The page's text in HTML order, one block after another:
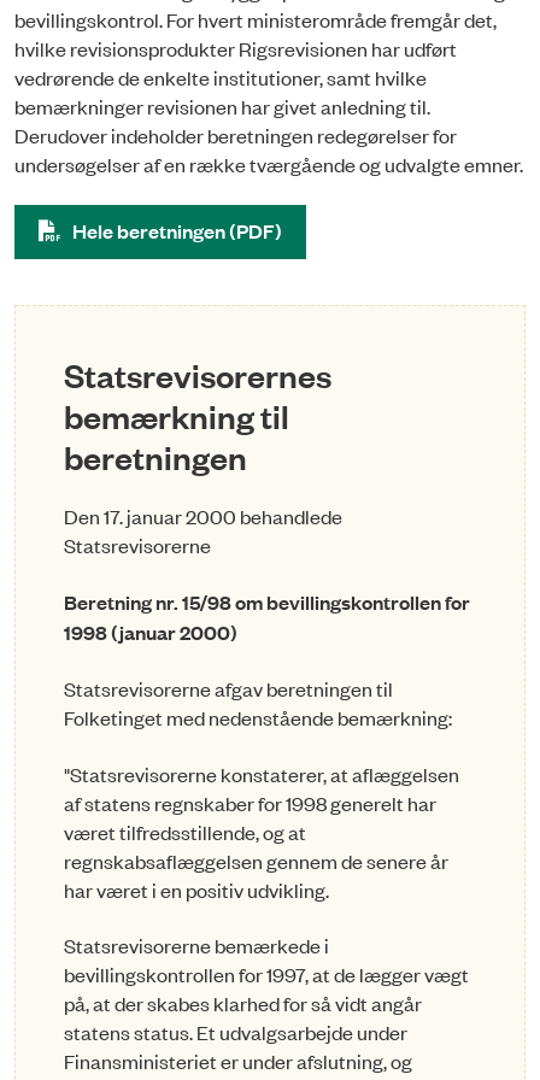
bevillingskontrol. For hvert ministerområde fremgår det,
hvilke revisionsprodukter Rigsrevisionen har udført
vedrørende de enkelte institutioner, samt hvilke
bemærkninger revisionen har givet anledning til.
Derudover indeholder beretningen redegørelser for
undersøgelser af en række tværgående og udvalgte emner.
Hele beretningen (PDF)
Statsrevisorernes
bemærkning til
beretningen
Den 17. januar 2000 behandlede
Statsrevisorerne
Beretning nr. 15/98 om bevillingskontrollen for
1998 (januar 2000)
Statsrevisorerne afgav beretningen til
Folketinget med nedenstående bemærkning:
"Statsrevisorerne konstaterer, at aflæggelsen
af statens regnskaber for 1998 generelt har
været til­fredsstillende, og at
regnskabsaflæggelsen gennem de senere år
har været i en positiv udvikling.
Statsrevisorerne bemærkede i
bevillingskontrollen for 1997, at de lægger vægt
på, at der ska­bes klarhed for så vidt angår
statens status. Et udvalgsarbejde under
Finansministeriet er under af­slutning, og